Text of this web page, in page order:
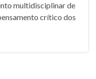
multidisciplinar de
crítico dos